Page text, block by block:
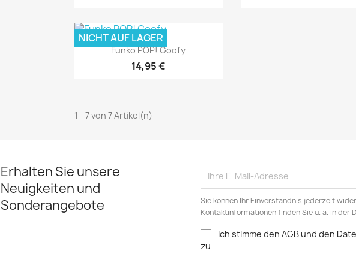
Vorschau
Funko POP! Goofy
14,95 €
NICHT AUF LAGER
1 - 7 von 7 Artikel(n)
Erhalten Sie unsere
Neuigkeiten und
Sonderangebote
Sie können Ihr Einverständnis jederzeit
Kontaktinformationen finden Sie u. a. in der
Ich stimme den AGB und den
zu